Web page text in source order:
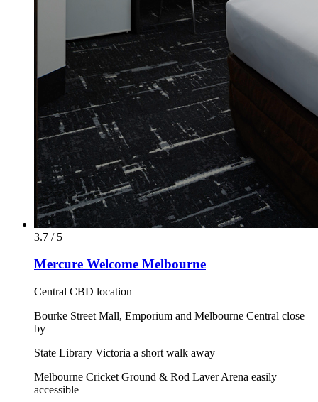
3.7 / 5
Mercure Welcome Melbourne
Central CBD location
Bourke Street Mall, Emporium and Melbourne Central close
by
State Library Victoria a short walk away
Melbourne Cricket Ground & Rod Laver Arena easily
accessible